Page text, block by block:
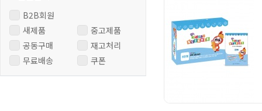
B2B회원
새제품
중고제품
공동구매
재고처리
무료배송
쿠폰